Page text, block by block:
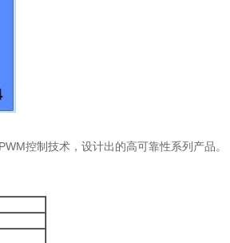
控制技术，设计出的高可靠性系列产品。